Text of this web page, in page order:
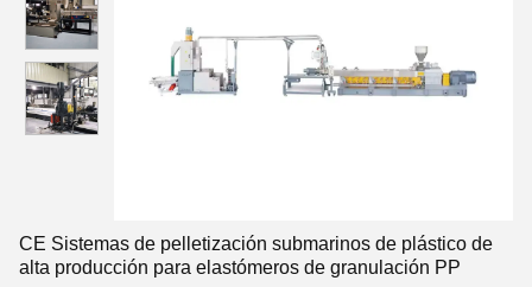
CE Sistemas de pelletización submarinos de plástico de
alta producción para elastómeros de granulación PP